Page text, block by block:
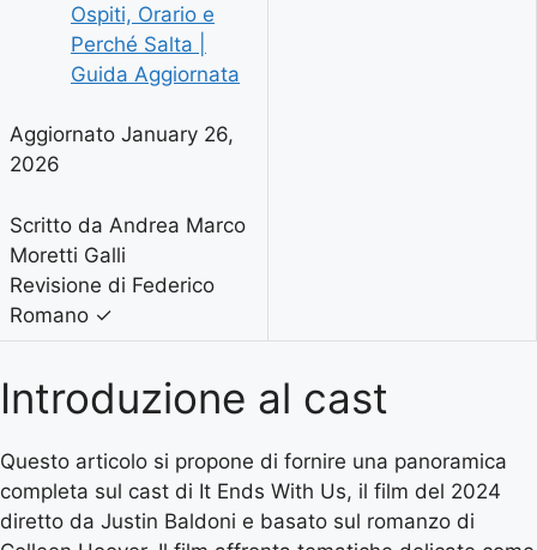
Ospiti, Orario e
Perché Salta |
Guida Aggiornata
Aggiornato January 26,
2026
Scritto da Andrea Marco
Moretti Galli
Revisione di Federico
Romano ✓
Introduzione al cast
Questo articolo si propone di fornire una panoramica
completa sul cast di It Ends With Us, il film del 2024
diretto da Justin Baldoni e basato sul romanzo di